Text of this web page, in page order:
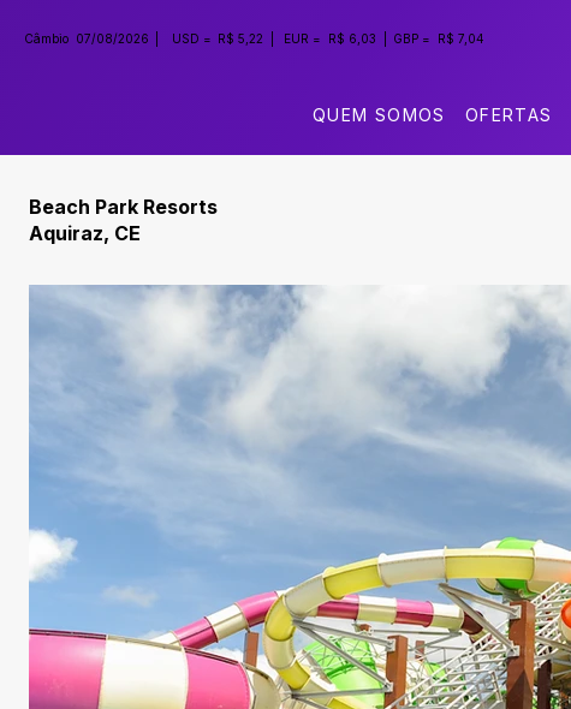
Câmbio 07/08/2026 USD = R$ 5,22 EUR = R$ 6,03 GBP = R$ 7,04
QUEM SOMOS OFERTAS
Beach Park Resorts
Aquiraz, CE